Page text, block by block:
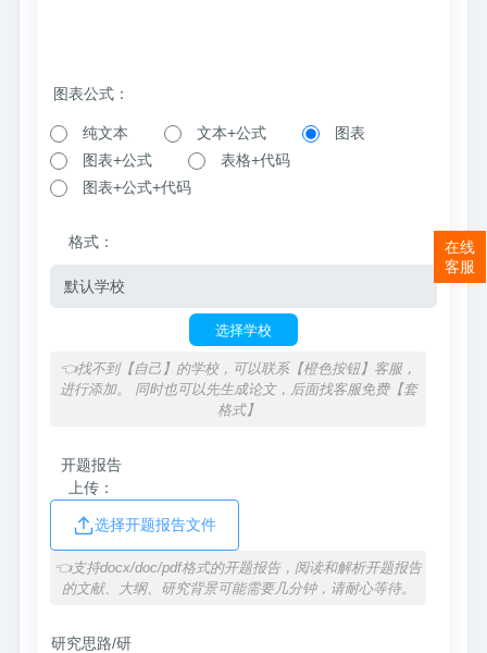
图表公式：
纯文本 文本+公式
图表
图表+公式
表格+代码
图表+公式+代码
格式：
选择学校
👈找不到【自己】的学校，可以联系【橙色按钮】客服，
进行添加。 同时也可以先生成论文，后面找客服免费【套
格式】
开题报告
上传：
选择开题报告文件
👈支持docx/doc/pdf格式的开题报告，阅读和解析开题报告
的文献、大纲、研究背景可能需要几分钟，请耐心等待。
研究思路/研
在线
客服